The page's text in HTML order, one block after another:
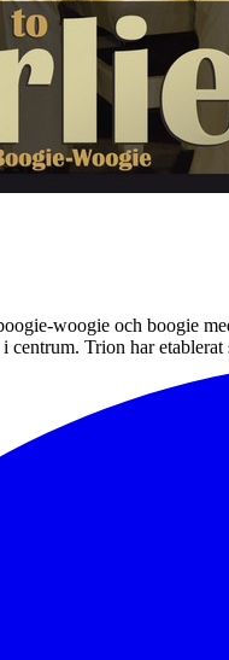
woogie och boogie
centrum. Trion har